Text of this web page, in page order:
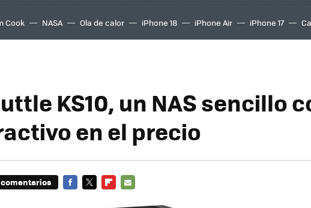
Cook NASA Ola de calor iPhone 18 iPhone Air iPhone 17
KS10, un NAS sencillo
en el precio
comentarios